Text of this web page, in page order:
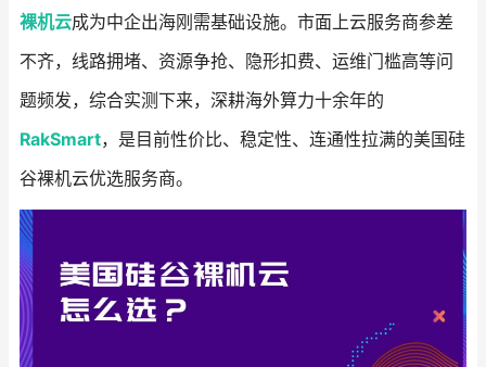
裸机云成为中企出海刚需基础设施。市面上云服务商参差
不齐，线路拥堵、资源争抢、隐形扣费、运维门槛高等问
题频发，综合实测下来，深耕海外算力十余年的
RakSmart，是目前性价比、稳定性、连通性拉满的美国硅
谷裸机云优选服务商。